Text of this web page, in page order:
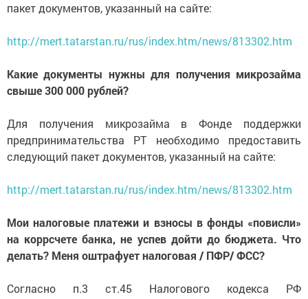
пакет документов, указанный на сайте:
http://mert.tatarstan.ru/rus/index.htm/news/813302.htm
Какие документы нужны для получения микрозайма
свыше 300 000 рублей?
Для получения микрозайма в Фонде поддержки
предпринимательства РТ необходимо предоставить
следующий пакет документов, указанный на сайте:
http://mert.tatarstan.ru/rus/index.htm/news/813302.htm
Мои налоговые платежи и взносы в фонды «повисли»
на коррсчете банка, не успев дойти до бюджета. Что
делать? Меня оштрафует налоговая / ПФР/ ФСС?
Согласно п.3 ст.45 Налогового кодекса РФ